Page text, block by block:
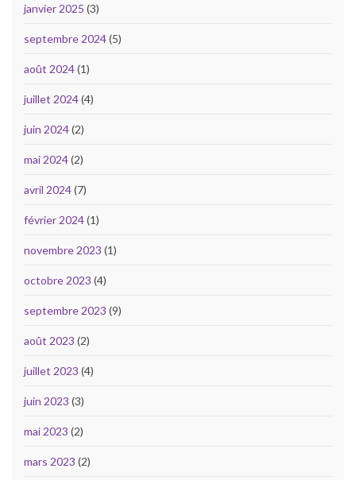
janvier 2025 (3)
septembre 2024(5)
août 2024(1)
juillet 2024(4)
juin 2024(2)
mai 2024(2)
avril 2024(7)
février 2024(1)
novembre 2023 (1)
octobre 2023 (4)
septembre 2023 (9)
août 2023 (2)
juillet 2023 (4)
juin 2023 (3)
mai 2023 (2)
mars 2023 (2)